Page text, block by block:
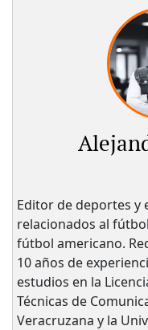
Editor de deportes y
relacionados al
fútbol americano.
10 años de
estudios en la
Técnicas de
Veracruzana y la